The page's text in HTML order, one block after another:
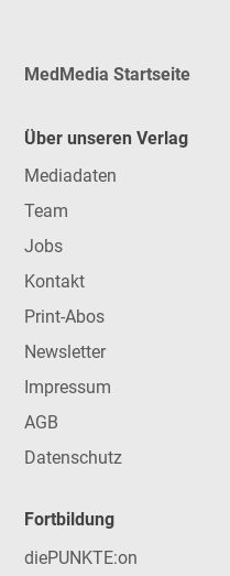
MedMedia Startseite
Über unseren Verlag
Mediadaten
Team
Jobs
Kontakt
Print-Abos
Newsletter
Impressum
AGB
Datenschutz
Fortbildung
diePUNKTE:on